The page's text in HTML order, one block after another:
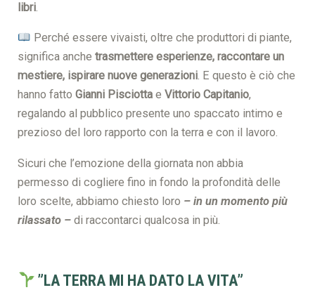
libri.
Perché essere vivaisti, oltre che produttori di piante,
significa anchetrasmettere esperienze, raccontare un
mestiere, ispirare nuove generazioni. E questo è ciò che
hanno fattoGianni Pisciotta eVittorio Capitanio,
regalando al pubblico presente uno spaccato intimo e
prezioso del loro rapporto con la terra e con il lavoro.
Sicuri che l’emozione della giornata non abbia
permesso di cogliere fino in fondo la profondità delle
loro scelte, abbiamo chiesto loro – in un momento più
rilassato – di raccontarci qualcosa in più.
”LA TERRA MI HA DATO LA VITA”